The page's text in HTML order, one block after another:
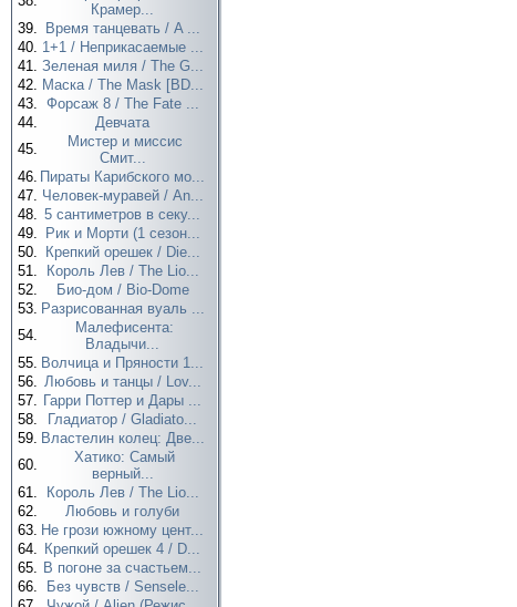
Крамер...
39.
Время танцевать / A ...
40. 1+1 / Неприкасаемые ...
41. Зеленая миля / The G...
42. Маска / The Mask [BD...
43. Форсаж 8 / The Fate ...
44.
Девчата
45.
Мистер и миссис
Смит...
46. Пираты Карибского мо...
47. Человек-муравей / An...
48. 5 сантиметров в секу...
49.
Рик и Морти (1 сезон...
50.
Крепкий орешек / Die...
51.
Король Лев / The Lio...
52.
Био-дом / Bio-Dome
53. Разрисованная вуаль ...
54.
Малефисента:
Владычи...
55. Волчица и Пряности 1...
56. Любовь и танцы / Lov...
57. Гарри Поттер и Дары ...
58.
Гладиатор / Gladiato...
59. Властелин колец: Две...
60.
Хатико: Самый
верный...
61.
Король Лев / The Lio...
62.
Любовь и голуби
63. Не грози южному цент...
64. Крепкий орешек 4 / D...
65. В погоне за счастьем...
66.
Без чувств / Sensele...